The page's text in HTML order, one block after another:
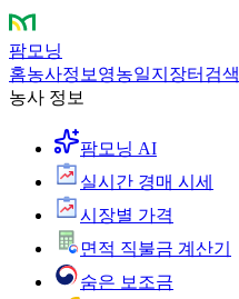
팜모닝
홈농사정보 영농일지 장터 검색
농사 정보
팜모닝 AI
실시간 경매 시세
시장별 가격
면적 직불금 계산기
숨은 보조금